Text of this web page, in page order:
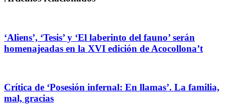
‘Aliens’, ‘Tesis’ y ‘El laberinto del fauno’ serán
homenajeadas en la XVI edición de Acocollona’t
Crítica de ‘Posesión infernal: En llamas’. La familia,
mal, gracias